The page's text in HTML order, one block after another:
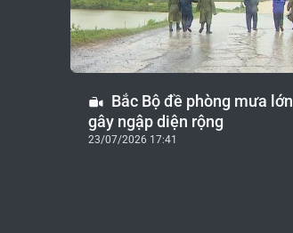
Bắc Bộ đề phòng mưa lớn
gây ngập diện rộng
23/07/2026 17:41